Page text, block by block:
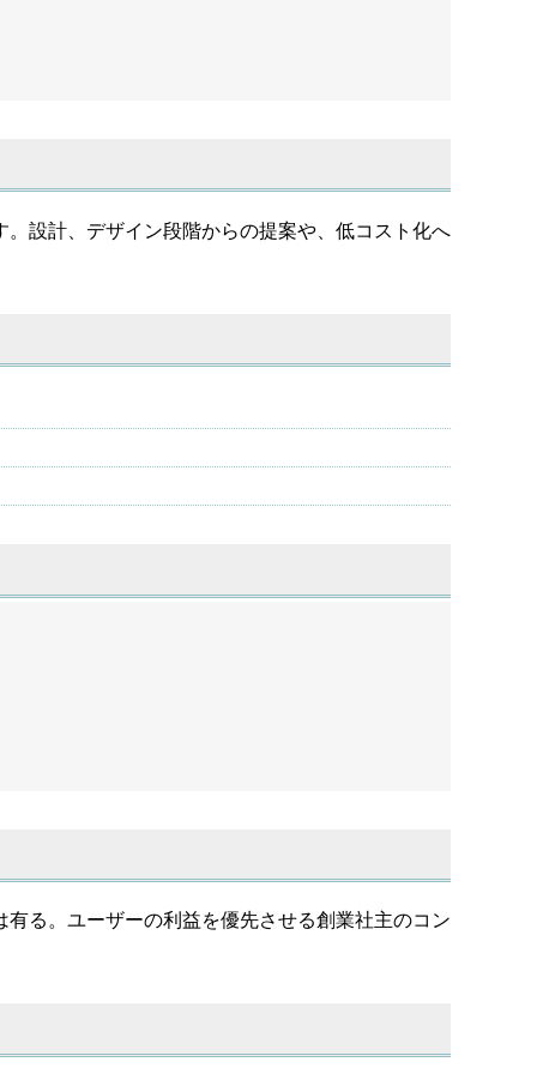
設計、デザイン段階からの提案や、低コスト化へ
る。ユーザーの利益を優先させる創業社主のコン